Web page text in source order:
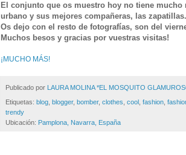
El conjunto que os muestro hoy no tiene
urbano y sus mejores compañeras, las zapatillas.
Os dejo con el resto de fotografías, son del
Muchos besos y gracias por vuestras visitas!
¡MUCHO MÁS!
Publicado por LAURA MOLINA *EL MOSQUITO
Etiquetas: blog, blogger, bomber, clothes, cool , fashion,
trendy
Ubicación: Pamplona, Navarra, España